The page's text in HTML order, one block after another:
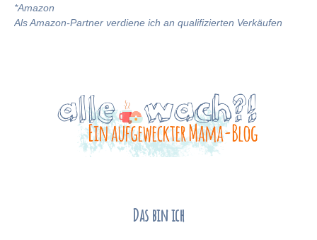
*Amazon
Als Amazon-Partner verdiene ich an qualifizierten Verkäufen
Das bin ich